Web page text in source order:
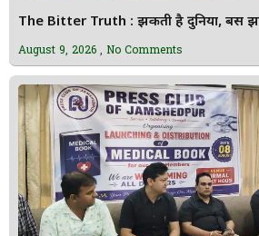
The Bitter Truth : झुकती है दुनिया, बस
August 9, 2026 No Comments